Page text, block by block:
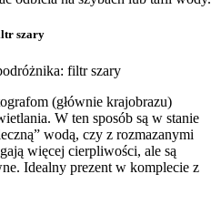
szary
(głównie krajobrazu)
W ten sposób są w stanie
wodą, czy z rozmazanymi
więcej cierpliwości, ale są
Idealny prezent w komplecie z